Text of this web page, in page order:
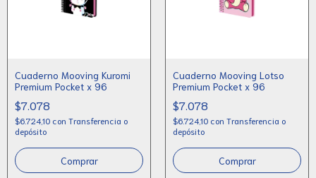
Cuaderno Mooving Kuromi
Premium Pocket x 96
$7.078
$6.724,10 con Transferencia o
depósito
Cuaderno Mooving Lotso
Premium Pocket x 96
$7.078
$6.724,10 con Transferencia o
depósito